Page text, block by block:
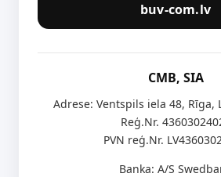
buv-com.lv
CMB, SIA
Adrese: Ventspils iela 48, Rīga,
Reģ.Nr.
PVN reģ.Nr.
Banka: A/S